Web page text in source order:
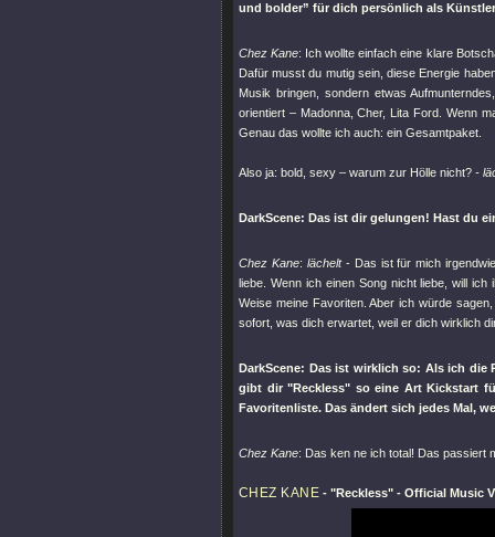
und bolder” für dich persönlich als
Chez Kane: Ich wollte einfach eine klare
Dafür musst du mutig sein, diese Energie
Musik bringen, sondern etwas
orientiert – Madonna, Cher, Lita Ford. Wenn
Genau das wollte ich auch: ein Gesamtpaket.
Also ja: bold, sexy – warum zur Hölle nicht? -
DarkScene: Das ist dir gelungen! Hast du
Chez Kane: lächelt- Das ist für mich
liebe. Wenn ich einen Song nicht liebe, will
Weise meine Favoriten. Aber ich würde
sofort, was dich erwartet, weil er dich wirklich
DarkScene: Das ist wirklich so: Als ich die
gibt dir"Reckless" so eine Art Kickstart
Favoritenliste. Das ändert sich jedes Mal,
Chez Kane: Das ken ne ich total! Das passiert
CHEZ KANE -"Reckless" - Official Music